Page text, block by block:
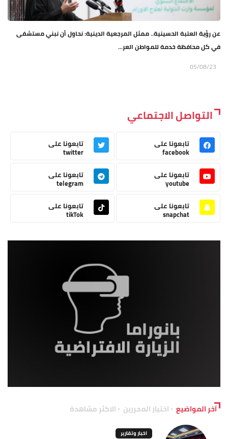
عن رؤية العتبة الحسينية.. ممثل المرجعية الدينية: نحاول أن نبني مستشفى
في كل محافظة خدمة للمواطن العر...
05/08/23
التواصل الاجتماعي
تابعونا على
facebook
تابعونا على
twitter
تابعونا على
youtube
تابعونا على
telegram
تابعونا على
snapchat
تابعونا على
tikTok
آخر المواضيع اختيار المحررين الاكثر مشاهدة
اخبار وتقارير